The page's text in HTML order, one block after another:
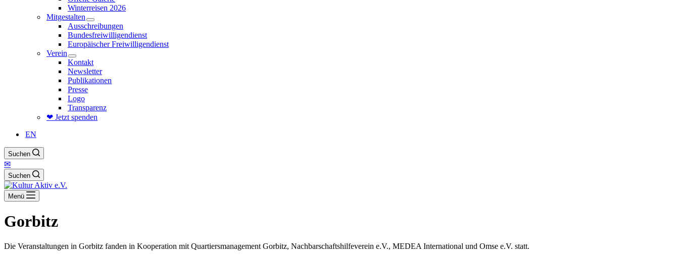
Winterreisen 2026
Mitgestalten
Ausschreibungen
Bundesfreiwilligendienst
Europäischer Freiwilligendienst
Verein
Kontakt
Newsletter
Publikationen
Presse
Logo
Transparenz
❤ Jetzt spenden
EN
Suchen
✉
Suchen
Menü
Gorbitz
Die Veranstaltungen in Gorbitz fanden in Kooperation mit Quartiersmanagement Gorbitz, Nachbarschaftshilfeverein e.V., MEDEA International und Omse e.V. statt.